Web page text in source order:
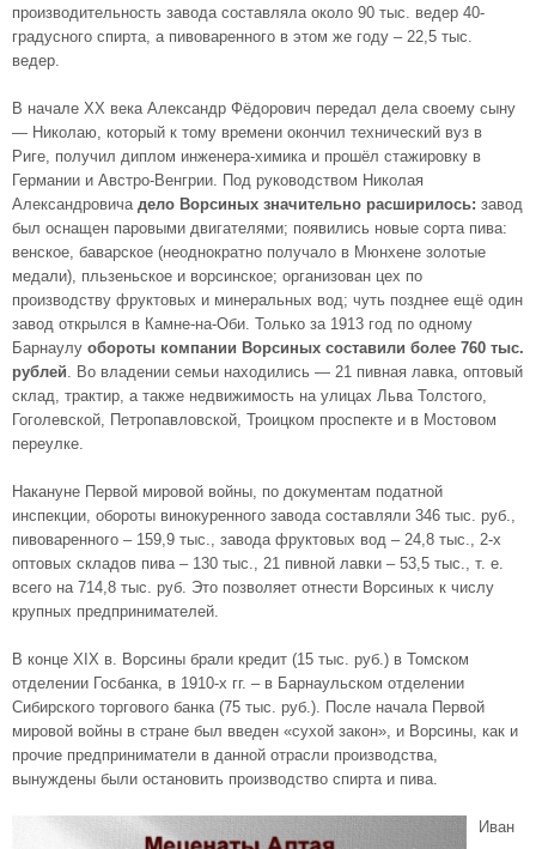
производительность завода составляла около 90 тыс. ведер 40-
градусного спирта, а пивоваренного в этом же году – 22,5 тыс.
ведер.
В начале XX века Александр Фёдорович передал дела своему сыну
— Николаю, который к тому времени окончил технический вуз в
Риге, получил диплом инженера-химика и прошёл стажировку в
Германии и Австро-Венгрии. Под руководством Николая
Александровича дело Ворсиных значительно расширилось: завод
был оснащен паровыми двигателями; появились новые сорта пива:
венское, баварское (неоднократно получало в Мюнхене золотые
медали), пльзеньское и ворсинское; организован цех по
производству фруктовых и минеральных вод; чуть позднее ещё один
завод открылся в Камне-на-Оби. Только за 1913 год по одному
Барнаулу обороты компании Ворсиных составили более 760 тыс.
рублей. Во владении семьи находились — 21 пивная лавка, оптовый
склад, трактир, а также недвижимость на улицах Льва Толстого,
Гоголевской, Петропавловской, Троицком проспекте и в Мостовом
переулке.
Накануне Первой мировой войны, по документам податной
инспекции, обороты винокуренного завода составляли 346 тыс. руб.,
пивоваренного – 159,9 тыс., завода фруктовых вод – 24,8 тыс., 2-х
оптовых складов пива – 130 тыс., 21 пивной лавки – 53,5 тыс., т. е.
всего на 714,8 тыс. руб. Это позволяет отнести Ворсиных к числу
крупных предпринимателей.
В конце ХIХ в. Ворсины брали кредит (15 тыс. руб.) в Томском
отделении Госбанка, в 1910-х гг. – в Барнаульском отделении
Сибирского торгового банка (75 тыс. руб.). После начала Первой
мировой войны в стране был введен «сухой закон», и Ворсины, как и
прочие предприниматели в данной отрасли производства,
вынуждены были остановить производство спирта и пива.
Иван